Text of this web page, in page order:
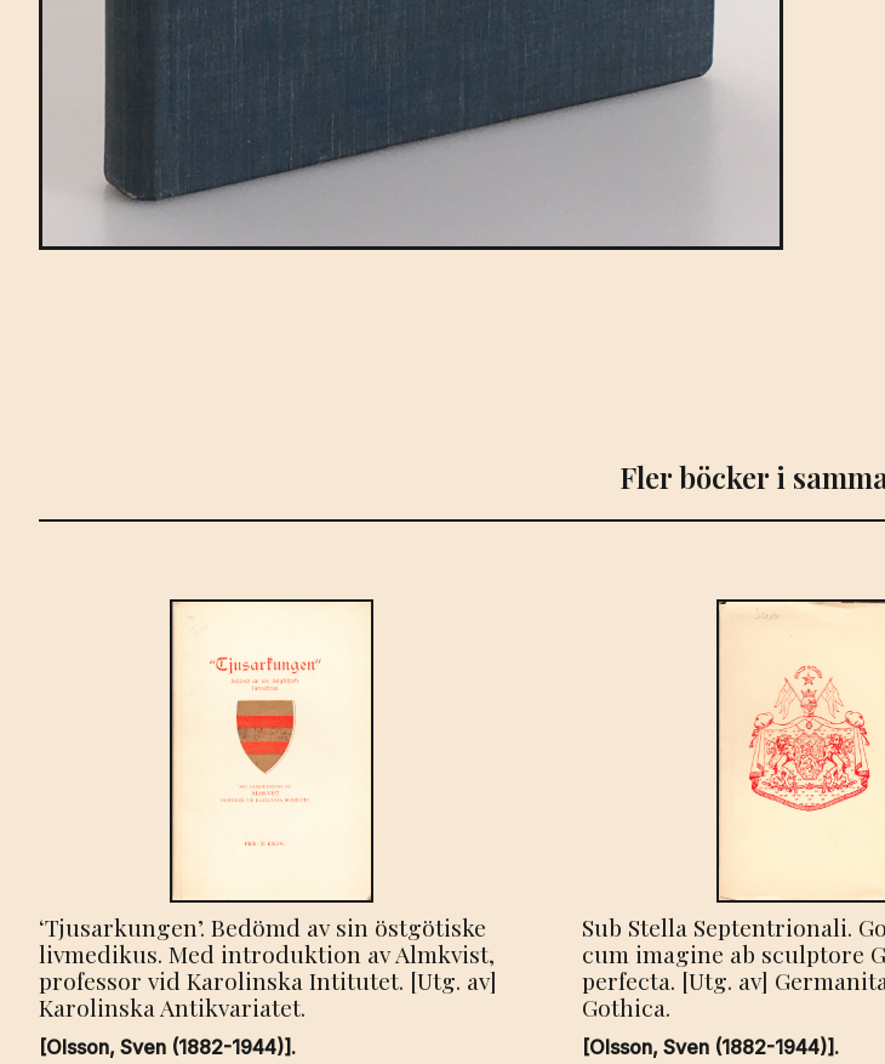
Fler böcker i
‘Tjusarkungen’. Bedömd av sin östgötiske
livmedikus. Med introduktion av Almkvist,
professor vid Karolinska Intitutet. [Utg. av]
Karolinska Antikvariatet.
[Olsson, Sven (1882-1944)].
Sub Stella Septentrionali.
cum imagine ab sculptore
perfecta. [Utg. av]
Gothica.
[Olsson, Sven (1882-1944)].